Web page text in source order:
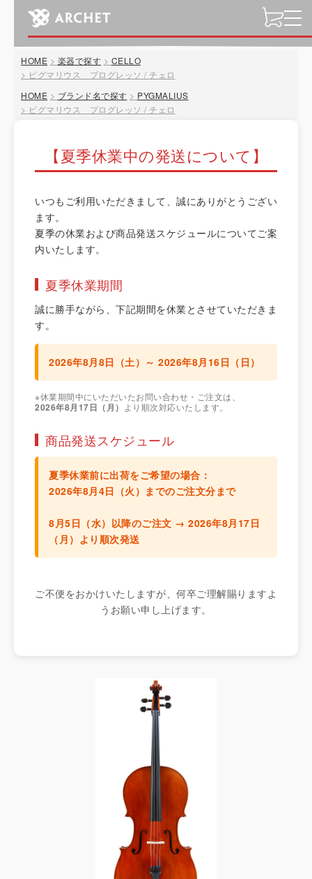
t
o
g
HOME 楽器で探す
CELLO
ピグマリウス プログレッソ / チェロ
HOME
ブランド名で探す
PYGMALIUS
ピグマリウス プログレッソ / チェロ
【夏季休業中の発送について】
いつもご利用いただきまして、誠にありがとうござい
ます。
夏季の休業および商品発送スケジュールについてご案
内いたします。
夏季休業期間
誠に勝手ながら、下記期間を休業とさせていただきま
す。
2026年8月8日（土）～ 2026年8月16日（日）
※休業期間中にいただいたお問い合わせ・ご注文は、
2026年8月17日（月） より順次対応いたします。
商品発送スケジュール
夏季休業前に出荷をご希望の場合：
2026年8月4日（火）までのご注文分まで
8月5日（水）以降のご注文 → 2026年8月17日
（月）より順次発送
ご不便をおかけいたしますが、何卒ご理解賜りますよ
うお願い申し上げます。